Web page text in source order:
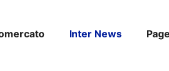
Inter News